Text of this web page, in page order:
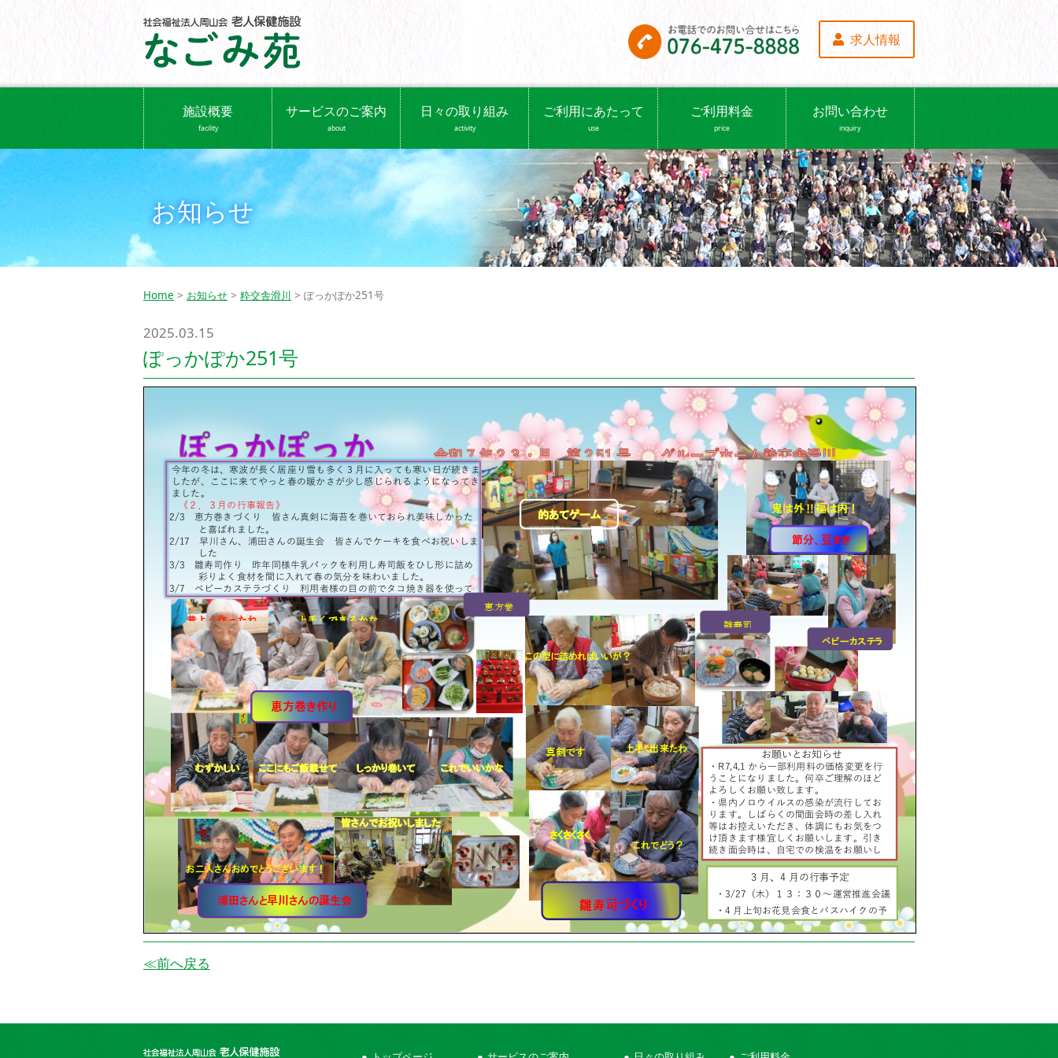
求人情報
施設概要
facility
サービスのご案内
about
日々の取り組み
activity
ご利用にあたって
use
ご利用料金
price
お問い合わせ
inquiry
お知らせ
Home > お知らせ > 粋交舎滑川 > ぽっかぽか251号
2025.03.15
ぽっかぽか251号
≪前へ戻る